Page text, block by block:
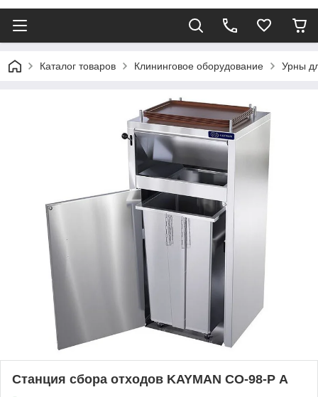
Каталог товаров Клининговое оборудование Урны
Станция сбора отходов KAYMAN СО-98-Р А